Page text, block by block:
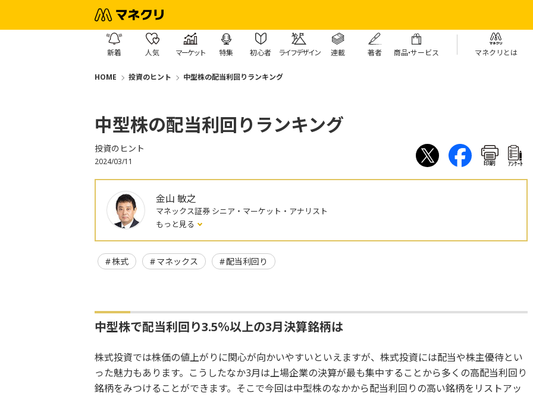
新着 人気 マーケット 特集 初心者 ライフデザイン 連載 著者 商品・サービス マネクリとは
HOME 投資のヒント 中型株の配当利回りランキング
中型株の配当利回りランキング
投資のヒント
2024/03/11 印刷 ｱﾝｹｰﾄ
金山 敏之
マネックス証券 シニア・マーケット・アナリスト
もっと見る
株式 マネックス 配当利回り
中型株で配当利回り3.5％以上の3月決算銘柄は
株式投資では株価の値上がりに関心が向かいやすいといえますが、株式投資には配当や株主優待とい
った魅力もあります。こうしたなか3月は上場企業の決算が最も集中することから多くの高配当利回り
銘柄をみつけることができます。そこで今回は中型株のなかから配当利回りの高い銘柄をリストアッ